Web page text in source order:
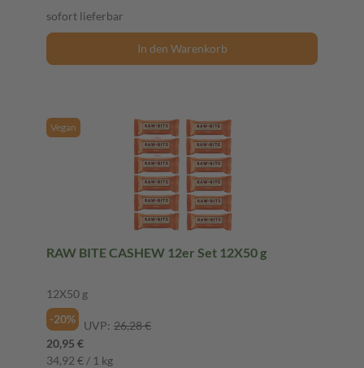
sofort lieferbar
In den Warenkorb
Vegan
RAW BITE CASHEW 12er Set 12X50 g
12X50 g
-20%
UVP: 26,28 €
20,95 €
34,92 € / 1 kg